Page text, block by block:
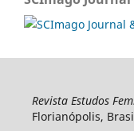
Revista Estudos
Florianópolis,